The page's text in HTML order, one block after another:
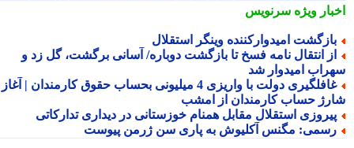
ویژهسرنویس
امیدوارکننده وینگر استقلال
انتقال نامه فسخ تا بازگشت دوباره/ آسانی برگشت، گل زد و
امیدوار شد
غافلگیری دولت با واریزی 4 میلیونی بحساب حقوق کارمندان | آغاز
حساب کارمندان از امشب
استقلال مقابل همنام خوزستانی در دیداری تدارکاتی
مگنس آکلیوش به پاری سن ژرمن پیوست